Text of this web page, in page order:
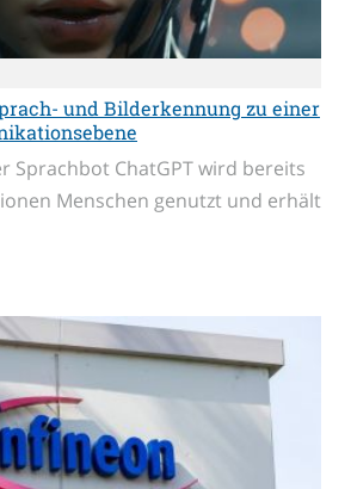
und Bilderkennung zu einer
Sprachbot ChatGPT wird bereits
Menschen genutzt und erhält